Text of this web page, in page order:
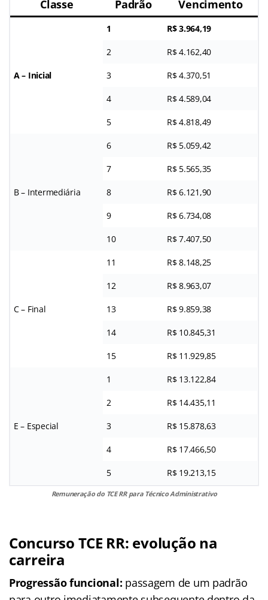
Classe Padrão Vencimento
A – Inicial
1 R$ 3.964,19
2 R$ 4.162,40
3 R$ 4.370,51
4 R$ 4.589,04
5 R$ 4.818,49
B – Intermediária
6 R$ 5.059,42
7 R$ 5.565,35
8 R$ 6.121,90
9 R$ 6.734,08
10 R$ 7.407,50
C – Final
11 R$ 8.148,25
12 R$ 8.963,07
13 R$ 9.859,38
14 R$ 10.845,31
15 R$ 11.929,85
E – Especial
1 R$ 13.122,84
2 R$ 14.435,11
3 R$ 15.878,63
4 R$ 17.466,50
5 R$ 19.213,15
Remuneração do TCE RR para Técnico Administrativo
Concurso TCE RR: evolução na
carreira
Progressão funcional: passagem de um padrão